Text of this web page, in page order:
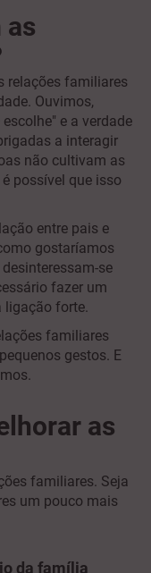
as
relações familiares
Ouvimos,
e a verdade
a interagir
não cultivam as
possível que isso
entre pais e
gostaríamos
se
fazer um
ligação forte.
familiares
gestos. E
as
familiares. Seja
um pouco mais
da família